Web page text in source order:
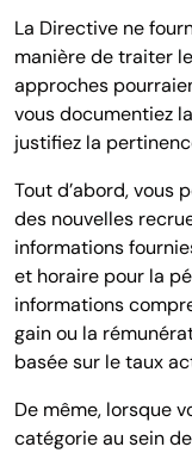
La Directive ne
manière de traiter
approches
vous documentiez
justifiez la
Tout d’abord, vous
des nouvelles
informations
et horaire pour la
informations
gain ou la
basée sur le taux
De même, lorsque
catégorie au sein